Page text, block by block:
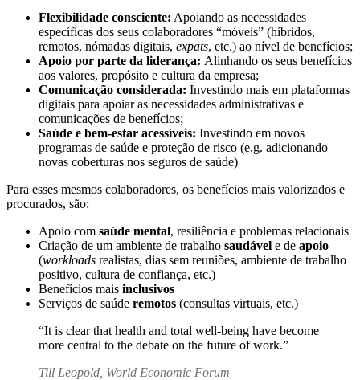
Flexibilidade consciente: Apoiando as necessidades
específicas dos seus colaboradores “móveis” (híbridos,
remotos, nómadas digitais, expats, etc.) ao nível de benefícios;
Apoio por parte da liderança: Alinhando os seus benefícios
aos valores, propósito e cultura da empresa;
Comunicação considerada: Investindo mais em plataformas
digitais para apoiar as necessidades administrativas e
comunicações de benefícios;
Saúde e bem-estar acessíveis: Investindo em novos
programas de saúde e proteção de risco (e.g. adicionando
novas coberturas nos seguros de saúde)
Para esses mesmos colaboradores, os benefícios mais valorizados e
procurados, são:
Apoio com saúde mental, resiliência e problemas relacionais
Criação de um ambiente de trabalho saudável e de apoio
(workloads realistas, dias sem reuniões, ambiente de trabalho
positivo, cultura de confiança, etc.)
Benefícios mais inclusivos
Serviços de saúde remotos (consultas virtuais, etc.)
“It is clear that health and total well-being have become
more central to the debate on the future of work.”
Till Leopold, World Economic Forum